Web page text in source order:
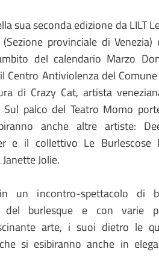
sua seconda edizione da LILT
provinciale di
del calendario Marzo
Centro Antiviolenza del
di Crazy Cat, artista
Sul palco del Teatro Momo
anche altre artiste:
e il collettivo Le Burlescose
Jolie.
un incontro-spettacolo di
del burlesque e con varie
arte, i suoi dietro le
si esibiranno anche in